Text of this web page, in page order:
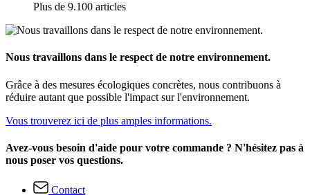
Plus de 9.100 articles
Nous travaillons dans le respect de notre environnement.
Grâce à des mesures écologiques concrètes, nous contribuons à
réduire autant que possible l'impact sur l'environnement.
Vous trouverez ici de plus amples informations.
Avez-vous besoin d'aide pour votre commande ? N'hésitez pas à
nous poser vos questions.
Contact